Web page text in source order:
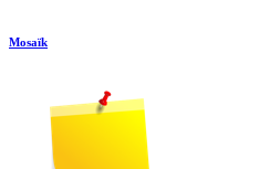
Mosaïk